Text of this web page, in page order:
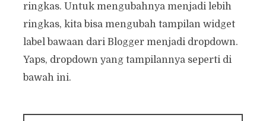
ringkas. Untuk mengubahnya menjadi lebih
ringkas, kita bisa mengubah tampilan widget
label bawaan dari Blogger menjadi dropdown.
Yaps, dropdown yang tampilannya seperti di
bawah ini.